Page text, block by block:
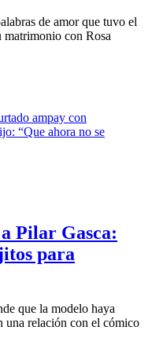
de amor que tuvo el
matrimonio con Rosa
Pilar Gasca:
para
que la modelo haya
una relación con el cómico